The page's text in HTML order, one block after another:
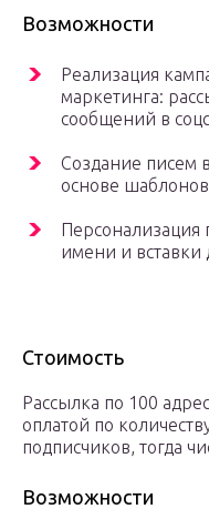
Возможности
Реализация
маркетинга:
сообщений в
Создание писем
основе шаблонов
имени и вставки
Стоимость
Рассылка по 100
оплатой по
подписчиков, тогда
Возможности